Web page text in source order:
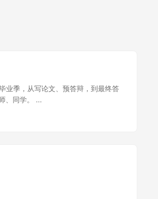
业季，从写论文、预答辩，到最终答
、同学。 ...